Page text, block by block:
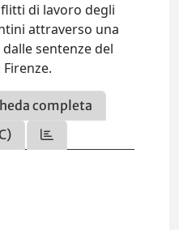
di lavoro degli
attraverso una
sentenze del
completa